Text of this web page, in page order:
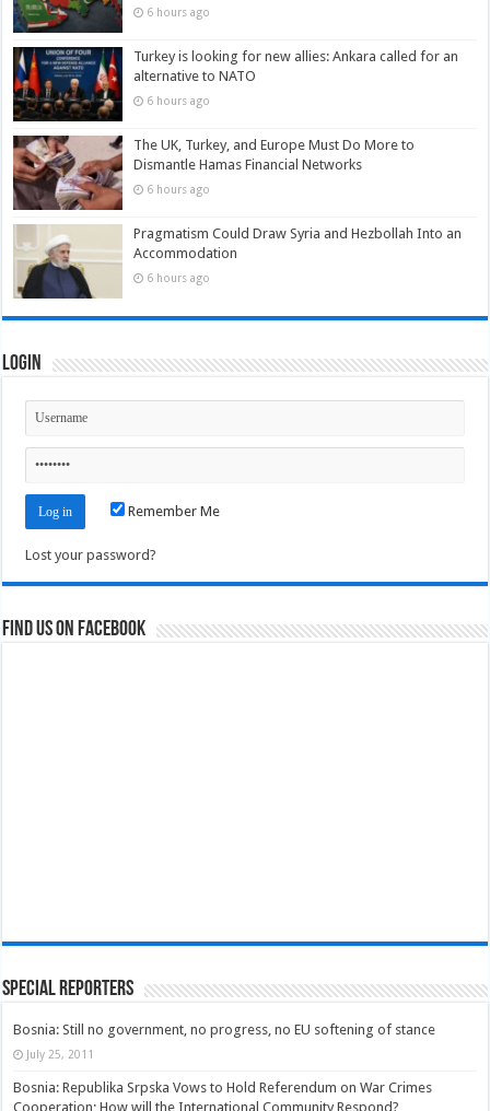
6 hours ago
Turkey is looking for new allies: Ankara called for an
alternative to NATO
6 hours ago
The UK, Turkey, and Europe Must Do More to
Dismantle Hamas Financial Networks
6 hours ago
Pragmatism Could Draw Syria and Hezbollah Into an
Accommodation
6 hours ago
Login
Remember Me
Lost your password?
Find us on Facebook
Special Reporters
Bosnia: Still no government, no progress, no EU softening of stance
July 25, 2011
Bosnia: Republika Srpska Vows to Hold Referendum on War Crimes
Cooperation; How will the International Community Respond?